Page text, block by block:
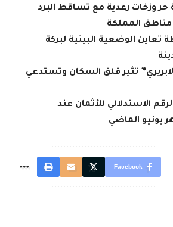
حر وزخات رعدية مع تساقط البرد
مناطق المملكة
تعاين الوضعية البيئية لبركة
تثير قلق السكان وتستدعي
الاستدلالي للأثمان عند
يونيو الماضي
Facebook